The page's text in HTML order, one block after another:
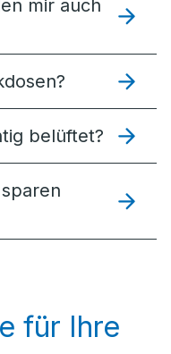
mir auch
belüftet?
für Ihre